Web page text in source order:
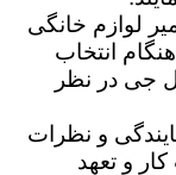
لوازم خانگی
انتخاب
جی در نظر
و نظرات
و تعهد